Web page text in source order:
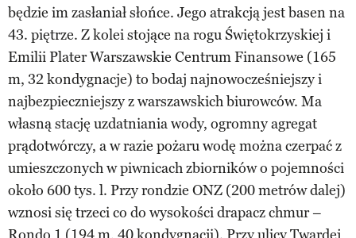
będzie im zasłaniał słońce. Jego atrakcją jest basen na
43. piętrze. Z kolei stojące na rogu Świętokrzyskiej i
Emilii Plater Warszawskie Centrum Finansowe (165
m, 32 kondygnacje) to bodaj najnowocześniejszy i
najbezpieczniejszy z warszawskich biurowców. Ma
własną stację uzdatniania wody, ogromny agregat
prądotwórczy, a w razie pożaru wodę można czerpać z
umieszczonych w piwnicach zbiorników o pojemności
około 600 tys. l. Przy rondzie ONZ (200 metrów dalej)
wznosi się trzeci co do wysokości drapacz chmur –